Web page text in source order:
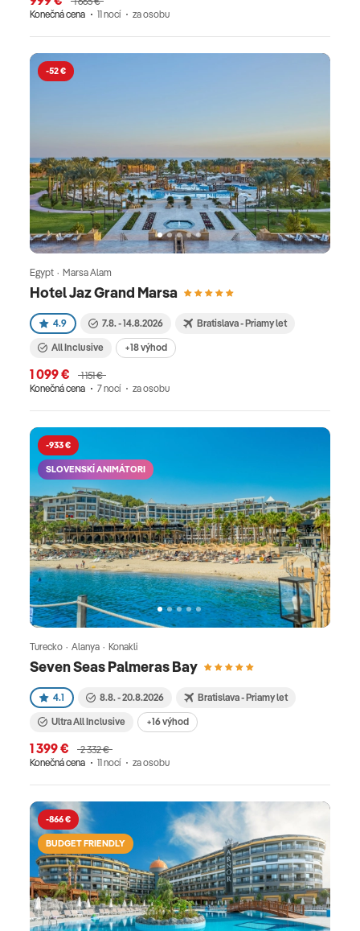
Konečná cena
11 nocí za osobu
-52 €
Hotel Jaz Grand Marsa
Egypt · Marsa Alam
4.9 7.8. - 14.8.2026 Bratislava - Priamy let
All Inclusive +18 výhod
1 099 €
1 151 €
Konečná cena
7 nocí za osobu
-933 €
SLOVENSKÍ ANIMÁTORI
Seven Seas Palmeras Bay
Turecko · Alanya · Konakli
4.1 8.8. - 20.8.2026 Bratislava - Priamy let
Ultra All Inclusive +16 výhod
1 399 €
2 332 €
Konečná cena
11 nocí za osobu
-866 €
BUDGET FRIENDLY